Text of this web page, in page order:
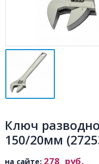
Ключ
150/20мм
на сайте: 278 руб.